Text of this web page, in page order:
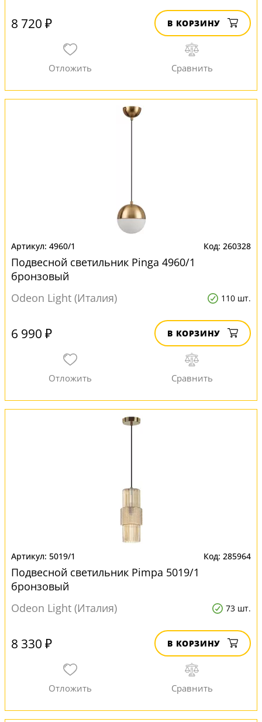
8 720 ₽ В КОРЗИНУ
4960/1 260328
Подвесной светильник Pinga 4960/1
бронзовый
Odeon Light (Италия)
110 шт.
6 990 ₽ В КОРЗИНУ
5019/1 285964
Подвесной светильник Pimpa 5019/1
бронзовый
Odeon Light (Италия)
73 шт.
8 330 ₽ В КОРЗИНУ